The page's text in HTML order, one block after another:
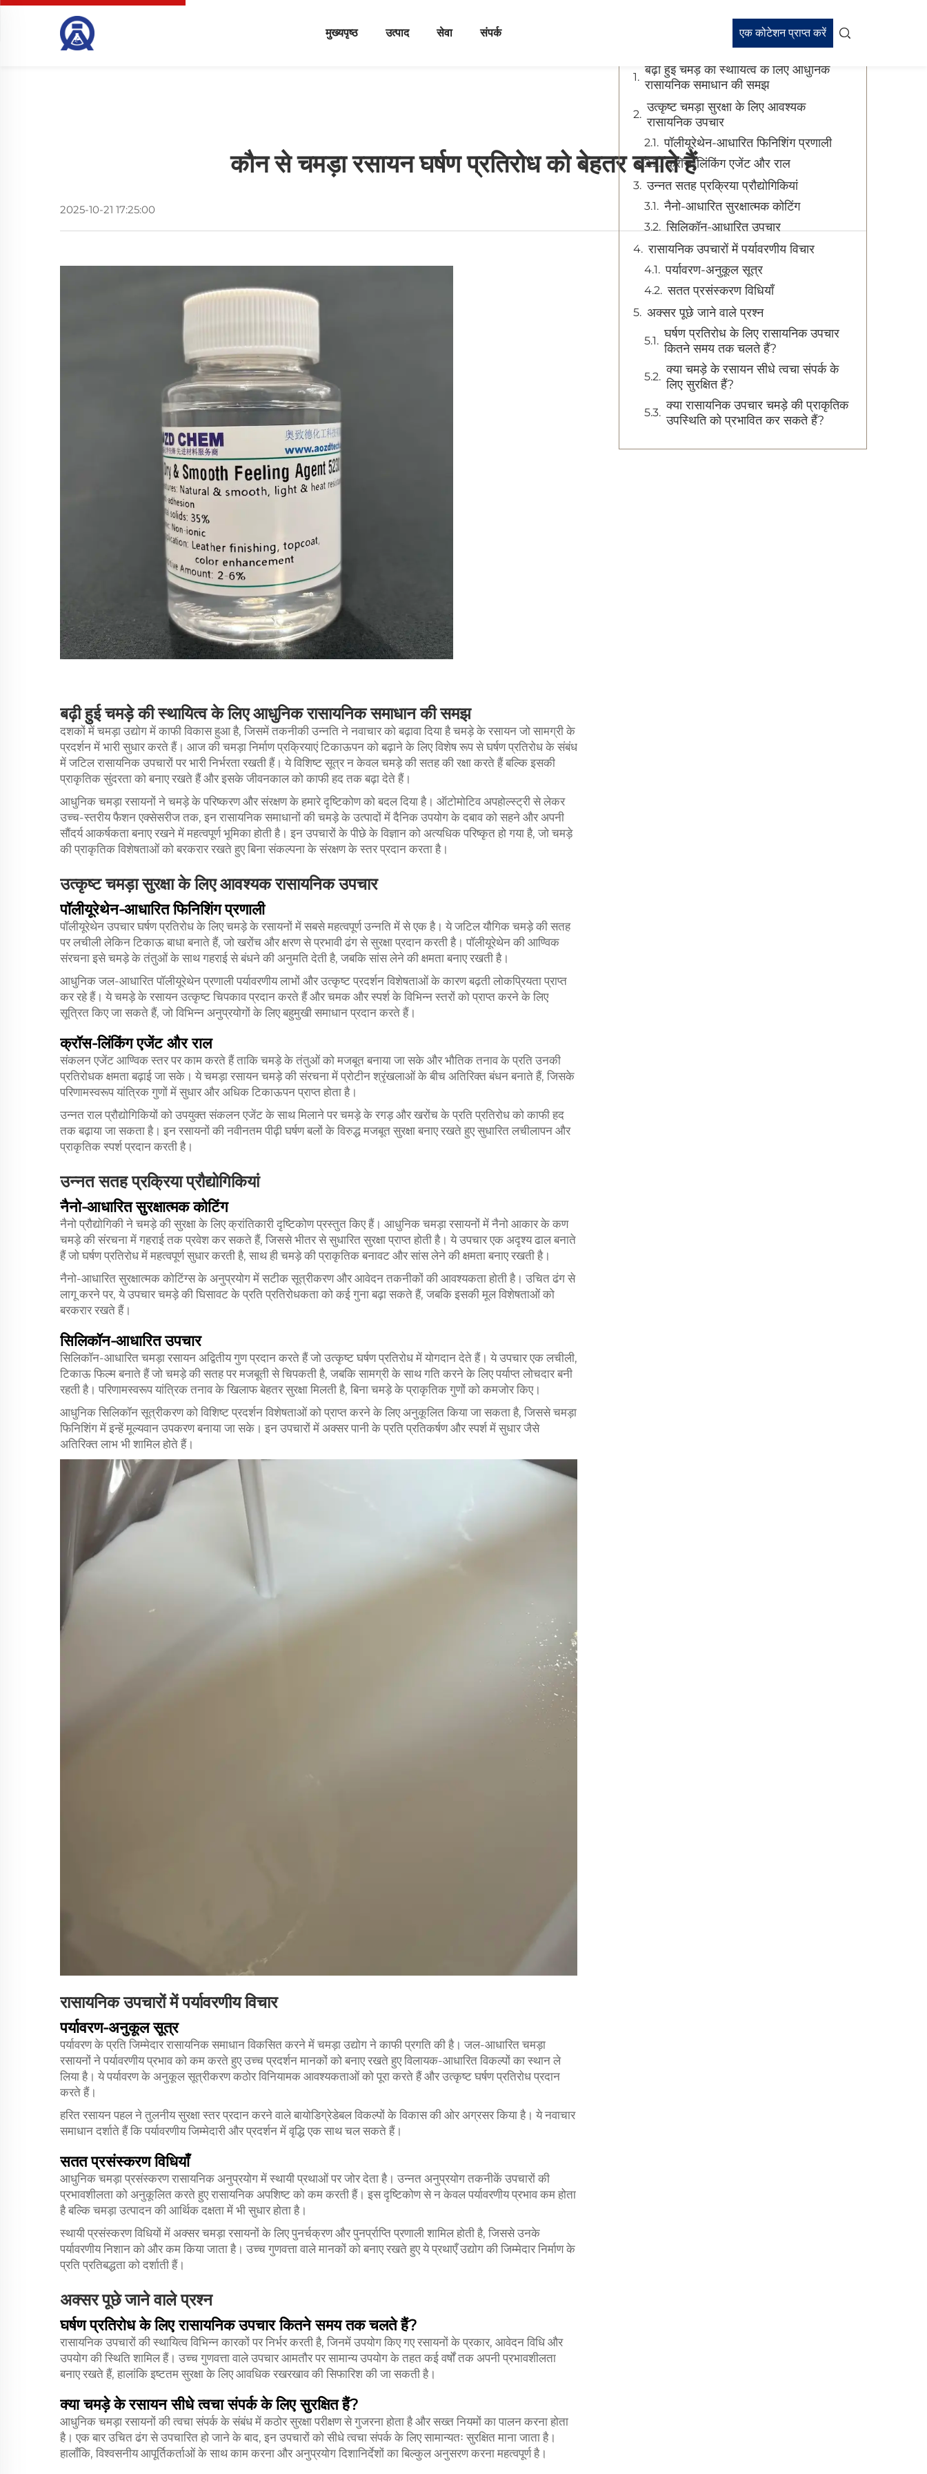
मुख्यपृष्ठ उत्पाद सेवा संपर्क एक कोटेशन प्राप्त करें
कौन से चमड़ा रसायन घर्षण प्रतिरोध को बेहतर बनाते हैं
2025-10-21 17:25:00
बढ़ी हुई चमड़े की स्थायित्व के लिए आधुनिक रासायनिक समाधान की समझ
दशकों में चमड़ा उद्योग में काफी विकास हुआ है, जिसमें तकनीकी उन्नति ने नवाचार को बढ़ावा दिया हैचमड़े के रसायन जो सामग्री के
प्रदर्शन में भारी सुधार करते हैं। आज की चमड़ा निर्माण प्रक्रियाएं टिकाऊपन को बढ़ाने के लिए विशेष रूप से घर्षण प्रतिरोध के संबंध
में जटिल रासायनिक उपचारों पर भारी निर्भरता रखती हैं। ये विशिष्ट सूत्र न केवल चमड़े की सतह की रक्षा करते हैं बल्कि इसकी
प्राकृतिक सुंदरता को बनाए रखते हैं और इसके जीवनकाल को काफी हद तक बढ़ा देते हैं।
आधुनिक चमड़ा रसायनों ने चमड़े के परिष्करण और संरक्षण के हमारे दृष्टिकोण को बदल दिया है। ऑटोमोटिव अपहोल्स्ट्री से लेकर
उच्च-स्तरीय फैशन एक्सेसरीज तक, इन रासायनिक समाधानों की चमड़े के उत्पादों में दैनिक उपयोग के दबाव को सहने और अपनी
सौंदर्य आकर्षकता बनाए रखने में महत्वपूर्ण भूमिका होती है। इन उपचारों के पीछे के विज्ञान को अत्यधिक परिष्कृत हो गया है, जो चमड़े
की प्राकृतिक विशेषताओं को बरकरार रखते हुए बिना संकल्पना के संरक्षण के स्तर प्रदान करता है।
उत्कृष्ट चमड़ा सुरक्षा के लिए आवश्यक रासायनिक उपचार
पॉलीयूरेथेन-आधारित फिनिशिंग प्रणाली
पॉलीयूरेथेन उपचार घर्षण प्रतिरोध के लिए चमड़े के रसायनों में सबसे महत्वपूर्ण उन्नति में से एक है। ये जटिल यौगिक चमड़े की सतह
पर लचीली लेकिन टिकाऊ बाधा बनाते हैं, जो खरोंच और क्षरण से प्रभावी ढंग से सुरक्षा प्रदान करती है। पॉलीयूरेथेन की आण्विक
संरचना इसे चमड़े के तंतुओं के साथ गहराई से बंधने की अनुमति देती है, जबकि सांस लेने की क्षमता बनाए रखती है।
आधुनिक जल-आधारित पॉलीयूरेथेन प्रणाली पर्यावरणीय लाभों और उत्कृष्ट प्रदर्शन विशेषताओं के कारण बढ़ती लोकप्रियता प्राप्त
कर रहे हैं। ये चमड़े के रसायन उत्कृष्ट चिपकाव प्रदान करते हैं और चमक और स्पर्श के विभिन्न स्तरों को प्राप्त करने के लिए
सूत्रित किए जा सकते हैं, जो विभिन्न अनुप्रयोगों के लिए बहुमुखी समाधान प्रदान करते हैं।
क्रॉस-लिंकिंग एजेंट और राल
संकलन एजेंट आण्विक स्तर पर काम करते हैं ताकि चमड़े के तंतुओं को मजबूत बनाया जा सके और भौतिक तनाव के प्रति उनकी
प्रतिरोधक क्षमता बढ़ाई जा सके। ये चमड़ा रसायन चमड़े की संरचना में प्रोटीन श्रृंखलाओं के बीच अतिरिक्त बंधन बनाते हैं, जिसके
परिणामस्वरूप यांत्रिक गुणों में सुधार और अधिक टिकाऊपन प्राप्त होता है।
उन्नत राल प्रौद्योगिकियों को उपयुक्त संकलन एजेंट के साथ मिलाने पर चमड़े के रगड़ और खरोंच के प्रति प्रतिरोध को काफी हद
तक बढ़ाया जा सकता है। इन रसायनों की नवीनतम पीढ़ी घर्षण बलों के विरुद्ध मजबूत सुरक्षा बनाए रखते हुए सुधारित लचीलापन और
प्राकृतिक स्पर्श प्रदान करती है।
उन्नत सतह प्रक्रिया प्रौद्योगिकियां
नैनो-आधारित सुरक्षात्मक कोटिंग
नैनो प्रौद्योगिकी ने चमड़े की सुरक्षा के लिए क्रांतिकारी दृष्टिकोण प्रस्तुत किए हैं। आधुनिक चमड़ा रसायनों में नैनो आकार के कण
चमड़े की संरचना में गहराई तक प्रवेश कर सकते हैं, जिससे भीतर से सुधारित सुरक्षा प्राप्त होती है। ये उपचार एक अदृश्य ढाल बनाते
हैं जो घर्षण प्रतिरोध में महत्वपूर्ण सुधार करती है, साथ ही चमड़े की प्राकृतिक बनावट और सांस लेने की क्षमता बनाए रखती है।
नैनो-आधारित सुरक्षात्मक कोटिंग्स के अनुप्रयोग में सटीक सूत्रीकरण और आवेदन तकनीकों की आवश्यकता होती है। उचित ढंग से
लागू करने पर, ये उपचार चमड़े की घिसावट के प्रति प्रतिरोधकता को कई गुना बढ़ा सकते हैं, जबकि इसकी मूल विशेषताओं को
बरकरार रखते हैं।
सिलिकॉन-आधारित उपचार
सिलिकॉन-आधारित चमड़ा रसायन अद्वितीय गुण प्रदान करते हैं जो उत्कृष्ट घर्षण प्रतिरोध में योगदान देते हैं। ये उपचार एक लचीली,
टिकाऊ फिल्म बनाते हैं जो चमड़े की सतह पर मजबूती से चिपकती है, जबकि सामग्री के साथ गति करने के लिए पर्याप्त लोचदार बनी
रहती है। परिणामस्वरूप यांत्रिक तनाव के खिलाफ बेहतर सुरक्षा मिलती है, बिना चमड़े के प्राकृतिक गुणों को कमजोर किए।
आधुनिक सिलिकॉन सूत्रीकरण को विशिष्ट प्रदर्शन विशेषताओं को प्राप्त करने के लिए अनुकूलित किया जा सकता है, जिससे चमड़ा
फिनिशिंग में इन्हें मूल्यवान उपकरण बनाया जा सके। इन उपचारों में अक्सर पानी के प्रति प्रतिकर्षण और स्पर्श में सुधार जैसे
अतिरिक्त लाभ भी शामिल होते हैं।
रासायनिक उपचारों में पर्यावरणीय विचार
पर्यावरण-अनुकूल सूत्र
पर्यावरण के प्रति जिम्मेदार रासायनिक समाधान विकसित करने में चमड़ा उद्योग ने काफी प्रगति की है। जल-आधारित चमड़ा
रसायनों ने पर्यावरणीय प्रभाव को कम करते हुए उच्च प्रदर्शन मानकों को बनाए रखते हुए विलायक-आधारित विकल्पों का स्थान ले
लिया है। ये पर्यावरण के अनुकूल सूत्रीकरण कठोर विनियामक आवश्यकताओं को पूरा करते हैं और उत्कृष्ट घर्षण प्रतिरोध प्रदान
करते हैं।
हरित रसायन पहल ने तुलनीय सुरक्षा स्तर प्रदान करने वाले बायोडिग्रेडेबल विकल्पों के विकास की ओर अग्रसर किया है। ये नवाचार
समाधान दर्शाते हैं कि पर्यावरणीय जिम्मेदारी और प्रदर्शन में वृद्धि एक साथ चल सकते हैं।
सतत प्रसंस्करण विधियाँ
आधुनिक चमड़ा प्रसंस्करण रासायनिक अनुप्रयोग में स्थायी प्रथाओं पर जोर देता है। उन्नत अनुप्रयोग तकनीकें उपचारों की
प्रभावशीलता को अनुकूलित करते हुए रासायनिक अपशिष्ट को कम करती हैं। इस दृष्टिकोण से न केवल पर्यावरणीय प्रभाव कम होता
है बल्कि चमड़ा उत्पादन की आर्थिक दक्षता में भी सुधार होता है।
स्थायी प्रसंस्करण विधियों में अक्सर चमड़ा रसायनों के लिए पुनर्चक्रण और पुनर्प्राप्ति प्रणाली शामिल होती है, जिससे उनके
पर्यावरणीय निशान को और कम किया जाता है। उच्च गुणवत्ता वाले मानकों को बनाए रखते हुए ये प्रथाएँ उद्योग की जिम्मेदार निर्माण के
प्रति प्रतिबद्धता को दर्शाती हैं।
अक्सर पूछे जाने वाले प्रश्न
घर्षण प्रतिरोध के लिए रासायनिक उपचार कितने समय तक चलते हैं?
रासायनिक उपचारों की स्थायित्व विभिन्न कारकों पर निर्भर करती है, जिनमें उपयोग किए गए रसायनों के प्रकार, आवेदन विधि और
उपयोग की स्थिति शामिल हैं। उच्च गुणवत्ता वाले उपचार आमतौर पर सामान्य उपयोग के तहत कई वर्षों तक अपनी प्रभावशीलता
बनाए रखते हैं, हालांकि इष्टतम सुरक्षा के लिए आवधिक रखरखाव की सिफारिश की जा सकती है।
क्या चमड़े के रसायन सीधे त्वचा संपर्क के लिए सुरक्षित हैं?
आधुनिक चमड़ा रसायनों की त्वचा संपर्क के संबंध में कठोर सुरक्षा परीक्षण से गुजरना होता है और सख्त नियमों का पालन करना होता
है। एक बार उचित ढंग से उपचारित हो जाने के बाद, इन उपचारों को सीधे त्वचा संपर्क के लिए सामान्यतः सुरक्षित माना जाता है।
हालाँकि, विश्वसनीय आपूर्तिकर्ताओं के साथ काम करना और अनुप्रयोग दिशानिर्देशों का बिल्कुल अनुसरण करना महत्वपूर्ण है।
बढ़ी हुई चमड़े की स्थायित्व के लिए आधुनिक
रासायनिक समाधान की समझ
उत्कृष्ट चमड़ा सुरक्षा के लिए आवश्यक
रासायनिक उपचार
पॉलीयूरेथेन-आधारित फिनिशिंग प्रणाली
क्रॉस-लिंकिंग एजेंट और राल
उन्नत सतह प्रक्रिया प्रौद्योगिकियां
नैनो-आधारित सुरक्षात्मक कोटिंग
सिलिकॉन-आधारित उपचार
रासायनिक उपचारों में पर्यावरणीय विचार
पर्यावरण-अनुकूल सूत्र
सतत प्रसंस्करण विधियाँ
अक्सर पूछे जाने वाले प्रश्न
घर्षण प्रतिरोध के लिए रासायनिक उपचार
कितने समय तक चलते हैं?
क्या चमड़े के रसायन सीधे त्वचा संपर्क के
लिए सुरक्षित हैं?
क्या रासायनिक उपचार चमड़े की प्राकृतिक
उपस्थिति को प्रभावित कर सकते हैं?